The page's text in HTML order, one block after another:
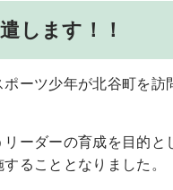
します！！
ーツ少年が北谷町を
ーダーの育成を目的
ることとなりました。